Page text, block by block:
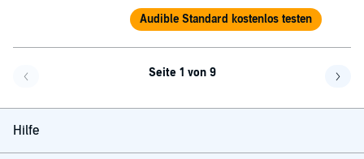
Audible Standard kostenlos testen
Seite 1 von 9
Hilfe